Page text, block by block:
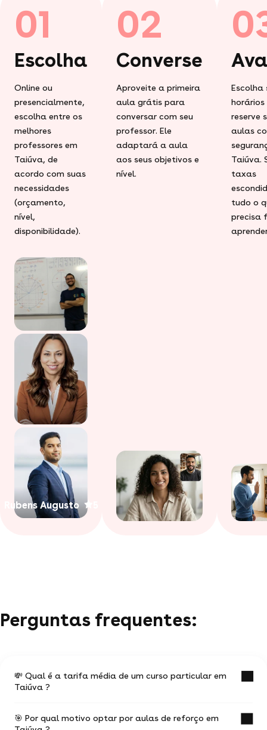
01
Escolha
Online ou
presencialmente,
escolha entre os
melhores
professores em
Taiúva, de
acordo com suas
necessidades
(orçamento,
nível,
disponibilidade).
Rubens Augusto
02
Converse
Aproveite a primeira
aula grátis para
conversar com seu
professor. Ele
adaptará a aula
aos seus objetivos e
nível.
Escolha
horários
reserve
aulas
Taiúva.
taxas
tudo o
precisa
Perguntas frequentes:
💸 Qual é a tarifa média de um curso particular em
Taiúva ?
O valor médio de uma aula particular
🎯 Por qual motivo optar por aulas de reforço em